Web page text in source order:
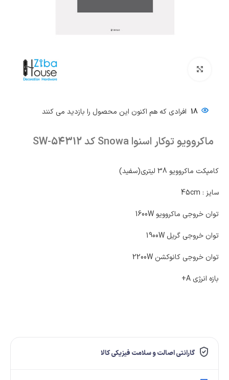
18 افرادی که هم اکنون این محصول را بازدید می کنند
ماکروویو توکار اسنوا Snowa کد SW-54312
کامپکت ماکروویو 38 لیتری(سفید)
سایز : 45cm
توان خروجی ماکروویو 1600W
توان خروجی گریل 1900W
توان خروجی کانوکشن 2200W
بازه انرژی A+
گارانتی اصالت و سلامت فیزیکی کالا